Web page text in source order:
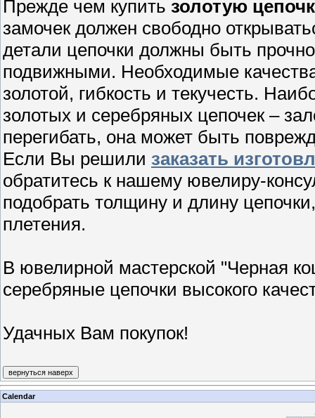
Прежде чем купить золотую цепочк
замочек должен свободно
детали цепочки должны быть
подвижными. Необходимые
золотой, гибкость и текучесть.
золотых и серебряных цепочек –
перегибать, она может быть
Если Вы решили заказать
обратитесь к нашему ювелиру-
подобрать толщину и длину
плетения.
В ювелирной мастерской "Черная
серебряные цепочки высокого
Удачных Вам покупок!
Calendar